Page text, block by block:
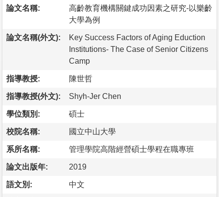
論文名稱:
高齡教育機構關鍵成功因素之研究-以樂齡
大學為例
論文名稱(外文):
Key Success Factors of Aging Eduction
Institutions- The Case of Senior Citizens
Camp
指導教授: 陳世哲
指導教授(外文): Shyh-Jer Chen
學位類別: 碩士
校院名稱: 國立中山大學
系所名稱: 管理學院高階經營碩士學程在職專班
論文出版年: 2019
語文別: 中文